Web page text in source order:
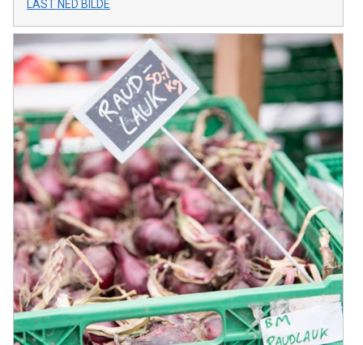
LAST NED BILDE